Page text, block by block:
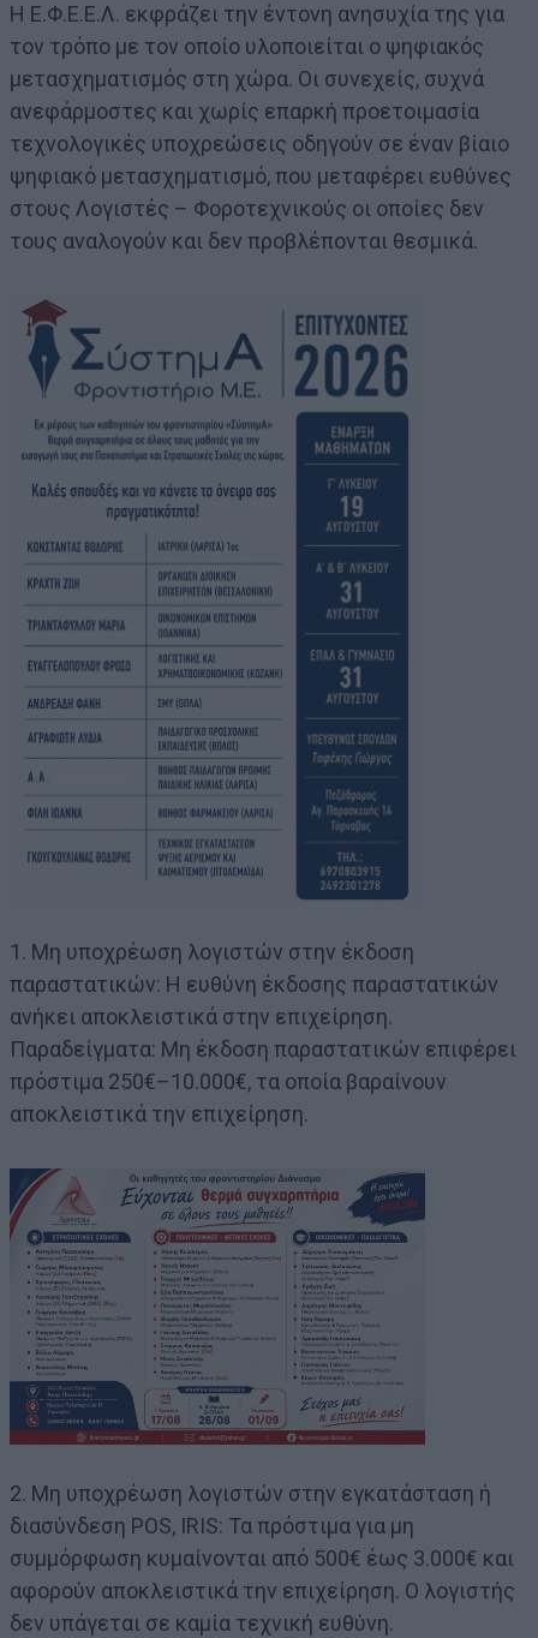
Η Ε.Φ.Ε.Ε.Λ. εκφράζει την έντονη ανησυχία της για
τον τρόπο με τον οποίο υλοποιείται ο ψηφιακός
μετασχηματισμός στη χώρα. Οι συνεχείς, συχνά
ανεφάρμοστες και χωρίς επαρκή προετοιμασία
τεχνολογικές υποχρεώσεις οδηγούν σε έναν βίαιο
ψηφιακό μετασχηματισμό, που μεταφέρει ευθύνες
στους Λογιστές – Φοροτεχνικούς οι οποίες δεν
τους αναλογούν και δεν προβλέπονται θεσμικά.
1. Μη υποχρέωση λογιστών στην έκδοση
παραστατικών: Η ευθύνη έκδοσης παραστατικών
ανήκει αποκλειστικά στην επιχείρηση.
Παραδείγματα: Μη έκδοση παραστατικών επιφέρει
πρόστιμα 250€–10.000€, τα οποία βαραίνουν
αποκλειστικά την επιχείρηση.
2. Μη υποχρέωση λογιστών στην εγκατάσταση ή
διασύνδεση POS, IRIS: Τα πρόστιμα για μη
συμμόρφωση κυμαίνονται από 500€ έως 3.000€ και
αφορούν αποκλειστικά την επιχείρηση. Ο λογιστής
δεν υπάγεται σε καμία τεχνική ευθύνη.